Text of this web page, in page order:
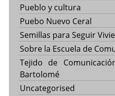
Pueblo y cultura
Puebo Nuevo Ceral
Semillas para Seguir
Sobre la Escuela de
Tejido de
Bartolomé
Uncategorised